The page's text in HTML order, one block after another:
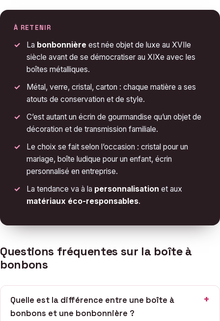
À RETENIR
La bonbonnière est née objet de luxe au XVIIe
siècle avant de se démocratiser au XIXe avec les
boîtes métalliques.
Métal, verre, cristal, carton : chaque matière a ses
atouts de conservation et de style.
C’est autant un écrin de gourmandise qu’un objet de
décoration et de transmission familiale.
Le choix se fait selon l’occasion : cristal pour un
mariage, boîte ludique pour un enfant, écrin
personnalisé en entreprise.
La tendance va à la personnalisation et aux
matériaux éco-responsables.
Questions fréquentes sur la boîte à
bonbons
Quelle est la différence entre une boîte à
bonbons et une bonbonnière ?